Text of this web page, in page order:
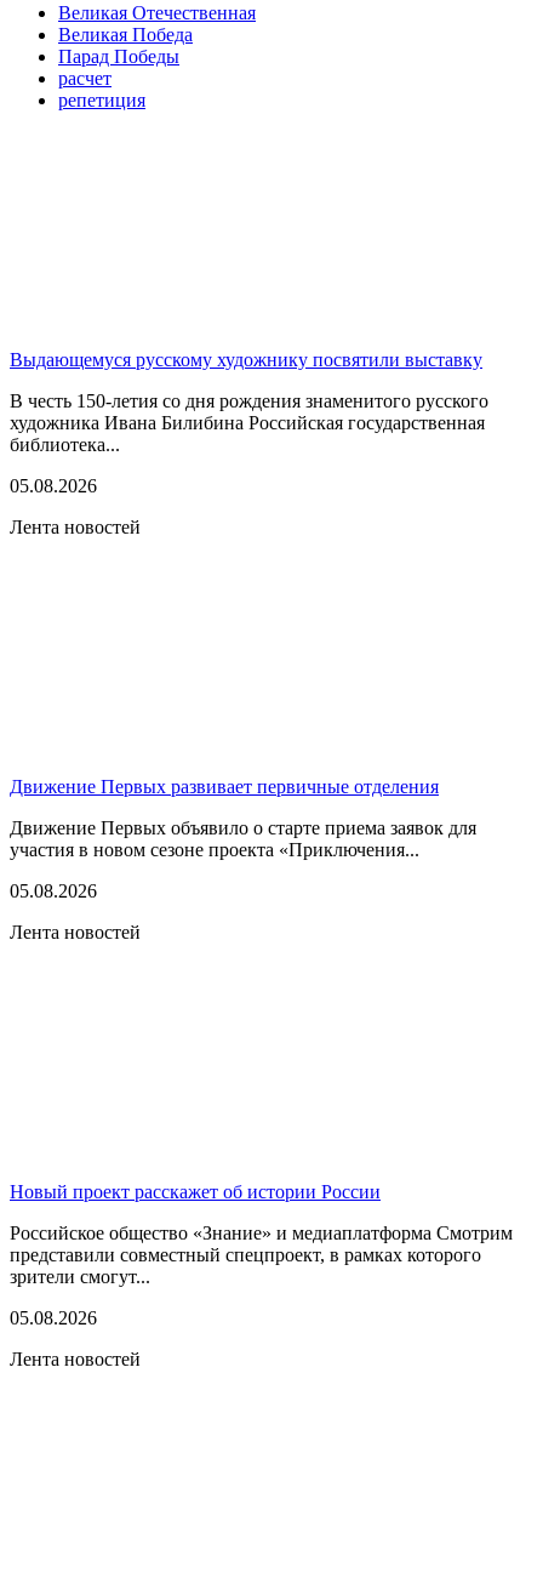
Великая Отечественная
Великая Победа
Парад Победы
расчет
репетиция
Выдающемуся русскому художнику посвятили выставку
В честь 150-летия со дня рождения знаменитого русского
художника Ивана Билибина Российская государственная
библиотека...
05.08.2026
Лента новостей
Движение Первых развивает первичные отделения
Движение Первых объявило о старте приема заявок для
участия в новом сезоне проекта «Приключения...
05.08.2026
Лента новостей
Новый проект расскажет об истории России
Российское общество «Знание» и медиаплатформа Смотрим
представили совместный спецпроект, в рамках которого
зрители смогут...
05.08.2026
Лента новостей